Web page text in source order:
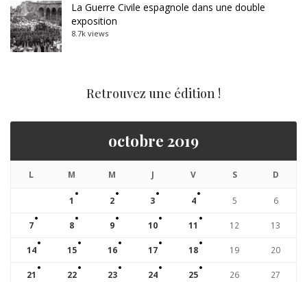
La Guerre Civile espagnole dans une double
exposition
8.7k views
Retrouvez une édition !
octobre 2019
L M M J V S D
1 2 3 4 5 6
7 8 9 10 11 12 13
14 15 16 17 18 19 20
21 22 23 24 25 26 27